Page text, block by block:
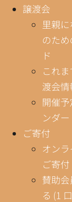
譲渡会
里親
のた
ド
これ
渡会情
開催
ンダー
ご寄付
オン
ご寄付
賛助
る (1